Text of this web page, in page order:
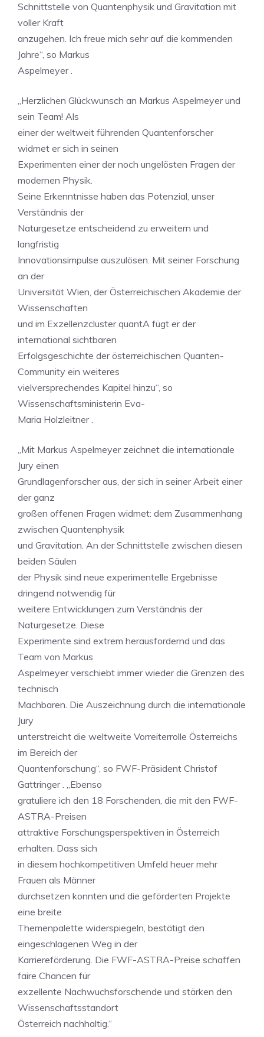
Schnittstelle von Quantenphysik und Gravitation mit
voller Kraft
anzugehen. Ich freue mich sehr auf die kommenden
Jahre“, so Markus
Aspelmeyer .
„Herzlichen Glückwunsch an Markus Aspelmeyer und
sein Team! Als
einer der weltweit führenden Quantenforscher
widmet er sich in seinen
Experimenten einer der noch ungelösten Fragen der
modernen Physik.
Seine Erkenntnisse haben das Potenzial, unser
Verständnis der
Naturgesetze entscheidend zu erweitern und
langfristig
Innovationsimpulse auszulösen. Mit seiner Forschung
an der
Universität Wien, der Österreichischen Akademie der
Wissenschaften
und im Exzellenzcluster quantA fügt er der
international sichtbaren
Erfolgsgeschichte der österreichischen Quanten-
Community ein weiteres
vielversprechendes Kapitel hinzu“, so
Wissenschaftsministerin Eva-
Maria Holzleitner .
„Mit Markus Aspelmeyer zeichnet die internationale
Jury einen
Grundlagenforscher aus, der sich in seiner Arbeit einer
der ganz
großen offenen Fragen widmet: dem Zusammenhang
zwischen Quantenphysik
und Gravitation. An der Schnittstelle zwischen diesen
beiden Säulen
der Physik sind neue experimentelle Ergebnisse
dringend notwendig für
weitere Entwicklungen zum Verständnis der
Naturgesetze. Diese
Experimente sind extrem herausfordernd und das
Team von Markus
Aspelmeyer verschiebt immer wieder die Grenzen des
technisch
Machbaren. Die Auszeichnung durch die internationale
Jury
unterstreicht die weltweite Vorreiterrolle Österreichs
im Bereich der
Quantenforschung“, so FWF-Präsident Christof
Gattringer . „Ebenso
gratuliere ich den 18 Forschenden, die mit den FWF-
ASTRA-Preisen
attraktive Forschungsperspektiven in Österreich
erhalten. Dass sich
in diesem hochkompetitiven Umfeld heuer mehr
Frauen als Männer
durchsetzen konnten und die geförderten Projekte
eine breite
Themenpalette widerspiegeln, bestätigt den
eingeschlagenen Weg in der
Karriereförderung. Die FWF-ASTRA-Preise schaffen
faire Chancen für
exzellente Nachwuchsforschende und stärken den
Wissenschaftsstandort
Österreich nachhaltig.“